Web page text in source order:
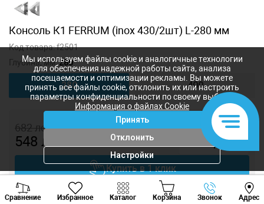
Консоль К1 FERRUM (inox 430/2шт) L-280 мм
Код товара:f2501
Глубина, мм:280
280 400
682лей
548 лей -
Купить в 1 клик
Добавить в корзину
Сравнение Избранное Каталог Корзина Звонок Адрес
Viber Whatsapp
Мы используем файлы cookie и аналогичные технологии
для обеспечения надежной работы сайта, анализа
посещаемости и оптимизации рекламы. Вы можете
принять все файлы cookie, отклонить их или настроить
параметры конфиденциальности по своему выбору.
Информация о файлах Cookie
Принять
Отклонить
Настройки